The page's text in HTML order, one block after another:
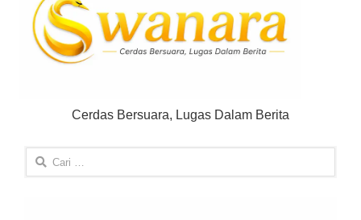
Cerdas Bersuara, Lugas Dalam Berita
Cari